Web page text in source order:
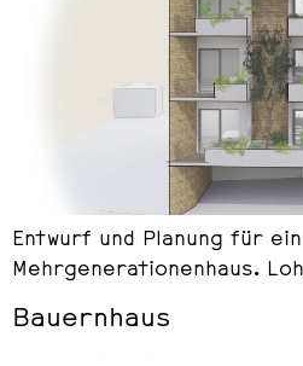
Entwurf und Planung für
Mehrgenerationenhaus.
Bauernhaus